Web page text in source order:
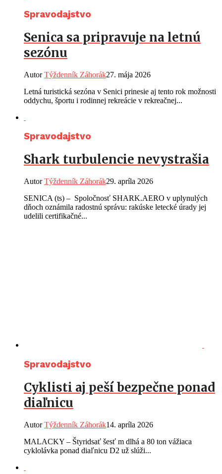
Spravodajstvo
Senica sa pripravuje na letnú
sezónu
AutorTýždenník Záhorák27. mája 2026
Letná turistická sezóna v Senici prinesie aj tento rok možnosti
oddychu, športu i rodinnej rekreácie v rekreačnej...
Spravodajstvo
Shark turbulencie nevystrašia
AutorTýždenník Záhorák29. apríla 2026
SENICA (ts) – Spoločnosť SHARK.AERO v uplynulých
dňoch oznámila radostnú správu: rakúske letecké úrady jej
udelili certifikačné...
Spravodajstvo
Cyklisti aj peší bezpečne ponad
diaľnicu
AutorTýždenník Záhorák14. apríla 2026
MALACKY – Štyridsať šesť m dlhá a 80 ton vážiaca
cyklolávka ponad diaľnicu D2 už slúži...